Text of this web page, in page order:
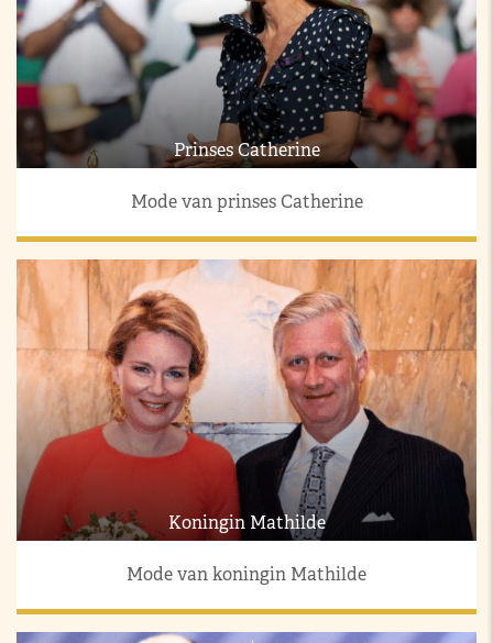
Prinses Catherine
Mode van prinses Catherine
Koningin Mathilde
Mode van koningin Mathilde